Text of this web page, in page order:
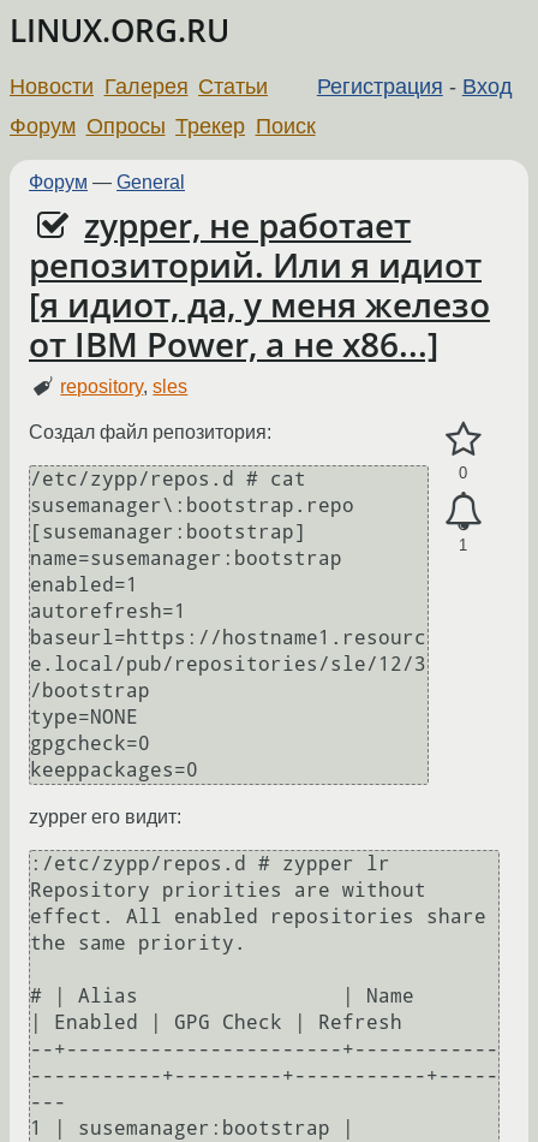
LINUX.ORG.RU
Регистрация - Вход
Новости Галерея Статьи
Форум Опросы Трекер Поиск
Форум — General
zypper, не работает
репозиторий. Или я идиот
[я идиот, да, у меня железо
от IBM Power, а не x86...]
repository,sles
0
1
Создал файл репозитория:
/etc/zypp/repos.d # cat
susemanager\:bootstrap.repo
[susemanager:bootstrap]
name=susemanager:bootstrap
enabled=1
autorefresh=1
baseurl=https://hostname1.resourc
e.local/pub/repositories/sle/12/3
/bootstrap
type=NONE
gpgcheck=0
zypper его видит:
:/etc/zypp/repos.d # zypper lr
Repository priorities are without
effect. All enabled repositories share
the same priority.
# | Alias                 | Name
| Enabled | GPG Check | Refresh
--+-----------------------+------------
-----------+---------+-----------+-----
---
1 | susemanager:bootstrap |